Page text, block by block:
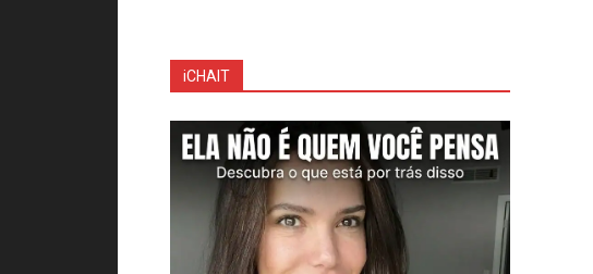
iCHAIT